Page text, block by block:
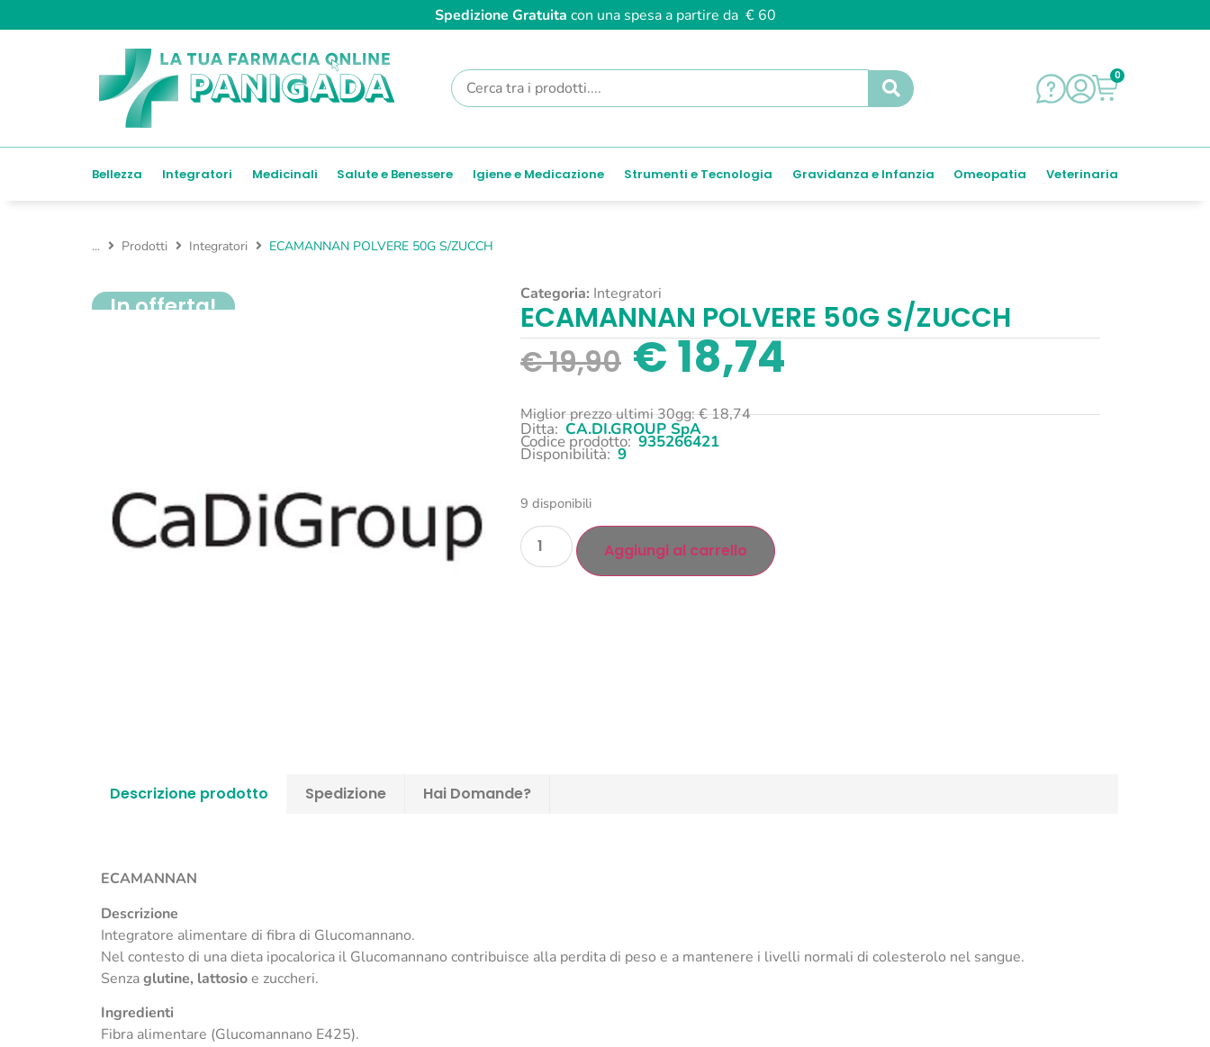
Spedizione Gratuita con una spesa a partire da € 60
0
Bellezza Integratori Medicinali Salute e Benessere Igiene e Medicazione Strumenti e Tecnologia Gravidanza e Infanzia Omeopatia Veterinaria
... Prodotti Integratori ECAMANNAN POLVERE 50G S/ZUCCH
In offerta! Categoria: Integratori
ECAMANNAN POLVERE 50G S/ZUCCH
€19,90 €18,74
Miglior prezzo ultimi 30gg:€18,74
Ditta: CA.DI.GROUP SpA
Codice prodotto: 935266421
Disponibilità: 9
9 disponibili
Aggiungi al carrello
Descrizione prodotto Spedizione Hai Domande?
ECAMANNAN
Descrizione
Integratore alimentare di fibra di Glucomannano.
Nel contesto di una dieta ipocalorica il Glucomannano contribuisce alla perdita di peso e a mantenere i livelli normali di colesterolo nel sangue.
Senzaglutine, lattosioe zuccheri.
Ingredienti
Fibra alimentare (Glucomannano E425).